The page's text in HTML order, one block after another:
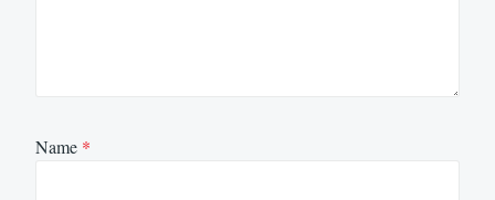
Name *